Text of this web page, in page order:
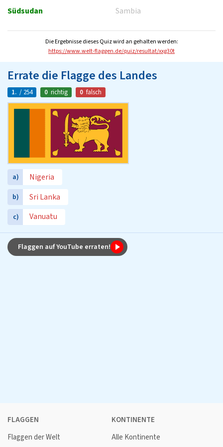
Südsudan
Sambia
Die Ergebnisse dieses Quiz wird an gehalten werden:
https://www.welt-flaggen.de/quiz/resultat/xxg30t
Errate die Flagge des Landes
1. / 254 0 richtig 0 falsch
a) Nigeria
b) Sri Lanka
c) Vanuatu
Flaggen auf YouTube erraten!
FLAGGEN
Flaggen der Welt
KONTINENTE
Alle Kontinente